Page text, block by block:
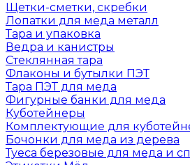
Щетки-сметки, скребки
Лопатки для меда металл
Тара и упаковка
Ведра и канистры
Стеклянная тара
Флаконы и бутылки ПЭТ
Тара ПЭТ для меда
Фигурные банки для меда
Куботейнеры
Комплектующие для
Бочонки для меда из дерева
Туеса березовые для меда и